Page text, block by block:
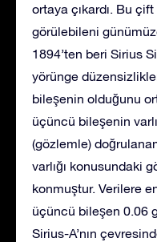
ortaya çıkardı. Bu çift
görülebileni
1894’ten beri Sirius
yörünge
bileşenin olduğunu
üçüncü bileşenin
(gözlemle)
varlığı konusundaki
konmuştur. Verilere
üçüncü bileşen 0.06
Sirius-A’nın